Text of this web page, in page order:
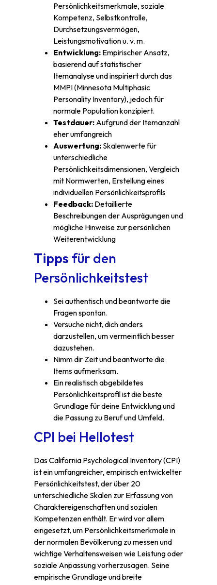
Persönlichkeitsmerkmale, soziale
Kompetenz, Selbstkontrolle,
Durchsetzungsvermögen,
Leistungsmotivation u. v. m.
Entwicklung: Empirischer Ansatz,
basierend auf statistischer
Itemanalyse und inspiriert durch das
MMPI (Minnesota Multiphasic
Personality Inventory), jedoch für
normale Population konzipiert.
Testdauer: Aufgrund der Itemanzahl
eher umfangreich
Auswertung: Skalenwerte für
unterschiedliche
Persönlichkeitsdimensionen, Vergleich
mit Normwerten, Erstellung eines
individuellen Persönlichkeitsprofils
Feedback: Detaillierte
Beschreibungen der Ausprägungen und
mögliche Hinweise zur persönlichen
Weiterentwicklung
Tipps für den
Persönlichkeitstest
Sei authentisch und beantworte die
Fragen spontan.
Versuche nicht, dich anders
darzustellen, um vermeintlich besser
dazustehen.
Nimm dir Zeit und beantworte die
Items aufmerksam.
Ein realistisch abgebildetes
Persönlichkeitsprofil ist die beste
Grundlage für deine Entwicklung und
die Passung zu Beruf und Umfeld.
CPI bei Hellotest
Das California Psychological Inventory (CPI)
ist ein umfangreicher, empirisch entwickelter
Persönlichkeitstest, der über 20
unterschiedliche Skalen zur Erfassung von
Charaktereigenschaften und sozialen
Kompetenzen enthält. Er wird vor allem
eingesetzt, um Persönlichkeitsmerkmale in
der normalen Bevölkerung zu messen und
wichtige Verhaltensweisen wie Leistung oder
soziale Anpassung vorherzusagen. Seine
empirische Grundlage und breite